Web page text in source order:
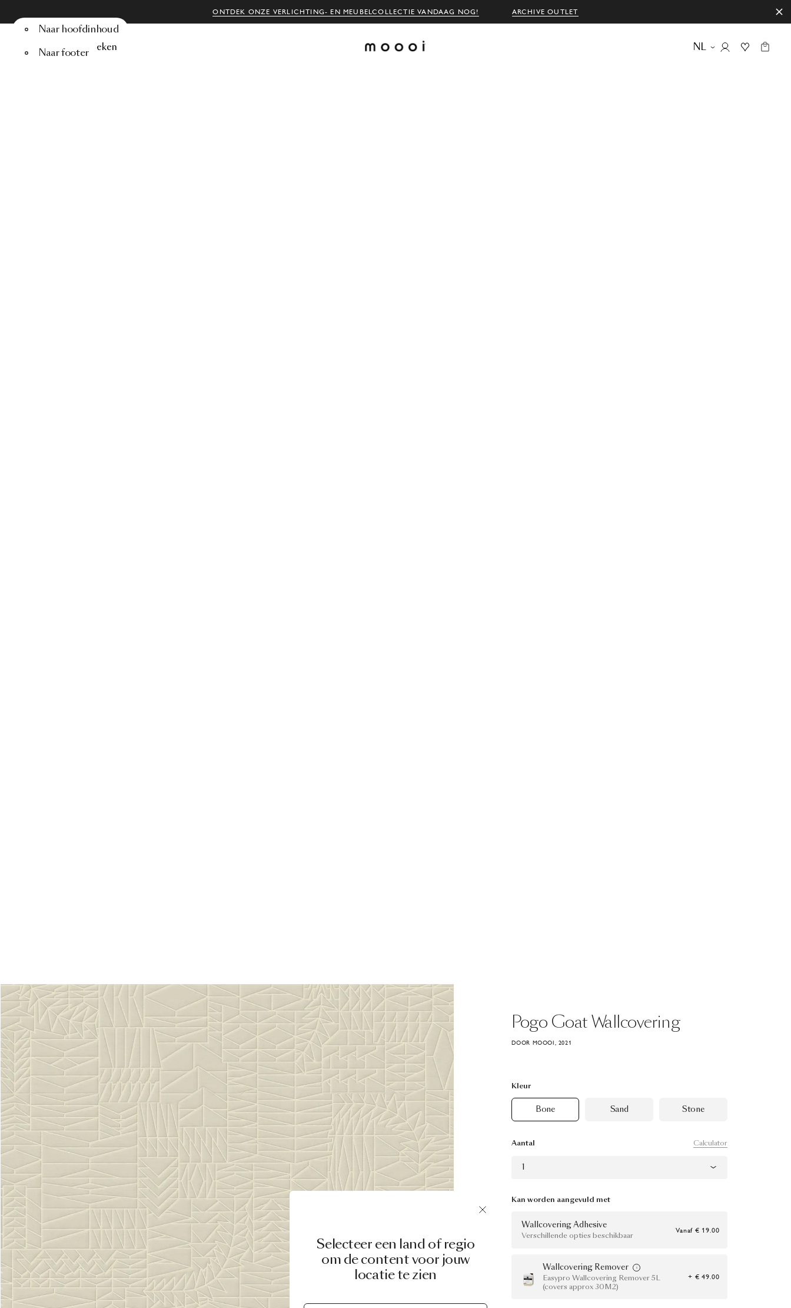
ONTDEK ONZE VERLICHTING- EN MEUBELCOLLECTIE VANDAAG NOG! ARCHIVE OUTLET
Naar hoofdinhoud
Naar footer
Menu Zoeken NL
Pogo GoatWallcovering
DOOR MOOOI, 2021
Kleur
Bone Sand Stone
Aantal Calculator
1
Kan worden aangevuld met
Wallcovering Adhesive
Verschillende opties beschikbaar
Vanaf € 19.00
Wallcovering Remover
Easypro Wallcovering Remover 5L
(covers approx 30M2)
+ € 49.00
Selecteer een land of regio
om de content voor jouw
locatie te zien